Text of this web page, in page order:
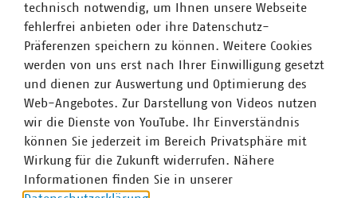
Clara Specht
Fachgebietsleiterin Cybersicherheit, Digitale
Transformation und Organisation
+49 711 229317-70
+49 151 11192846
clara.specht(at)vku(dot)de
technisch notwendig, um Ihnen unsere Webseite
fehlerfrei anbieten oder ihre Datenschutz-
Präferenzen speichern zu können. Weitere Cookies
werden von uns erst nach Ihrer Einwilligung gesetzt
und dienen zur Auswertung und Optimierung des
Web-Angebotes. Zur Darstellung von Videos nutzen
wir die Dienste von YouTube. Ihr Einverständnis
können Sie jederzeit im Bereich Privatsphäre mit
Wirkung für die Zukunft widerrufen. Nähere
Informationen finden Sie in unserer